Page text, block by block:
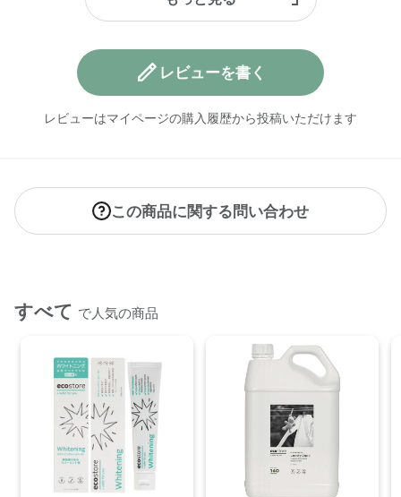
レビューを書く
レビューはマイページの購入履歴から投稿いただけます
この商品に関する問い合わせ
すべて で人気の商品